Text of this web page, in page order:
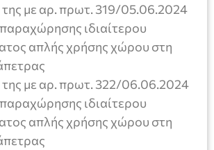
της με αρ. πρωτ. 319/05.06.2024
ιδιαίτερου
απλής χρήσης χώρου στη
της με αρ. πρωτ. 322/06.06.2024
ιδιαίτερου
απλής χρήσης χώρου στη